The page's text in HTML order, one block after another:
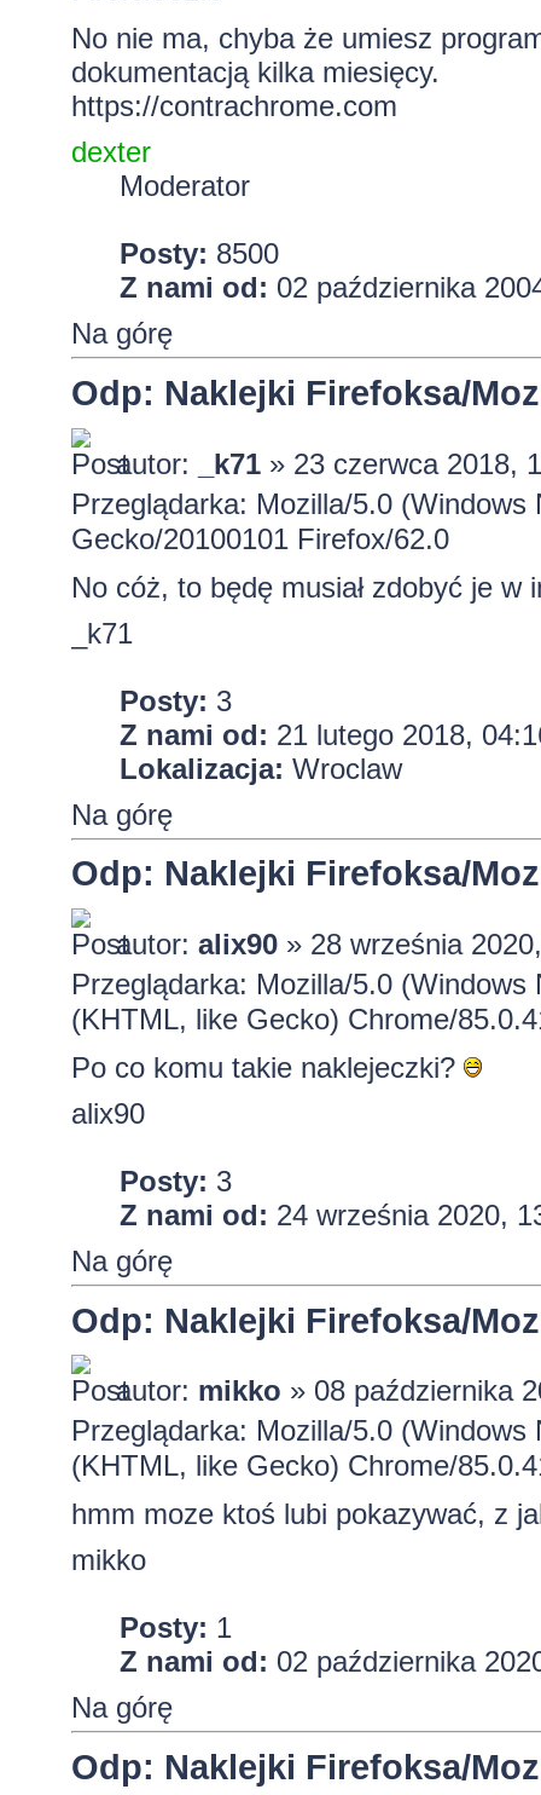
No nie ma, chyba że umiesz
dokumentacją kilka miesięcy.
https://contrachrome.com
dexter
Moderator
Posty: 8500
Z nami od: 02 października
Na górę
Odp: Naklejki Firefoksa/
autor: _k71» 23 czerwca 2018,
Przeglądarka: Mozilla/5.0
Gecko/20100101 Firefox/62.0
No cóż, to będę musiał zdobyć je
_k71
Posty: 3
Z nami od: 21 lutego 2018,
Lokalizacja: Wroclaw
Na górę
Odp: Naklejki Firefoksa/
autor: alix90» 28 września
Przeglądarka: Mozilla/5.0
(KHTML, like Gecko) Chrome/
Po co komu takie naklejeczki?
alix90
Posty: 3
Z nami od: 24 września 2020,
Na górę
Odp: Naklejki Firefoksa/
autor: mikko » 08 października
Przeglądarka: Mozilla/5.0
(KHTML, like Gecko) Chrome/
hmm moze ktoś lubi pokazywać, z
mikko
Posty: 1
Z nami od: 02 października
Na górę
Odp: Naklejki Firefoksa/